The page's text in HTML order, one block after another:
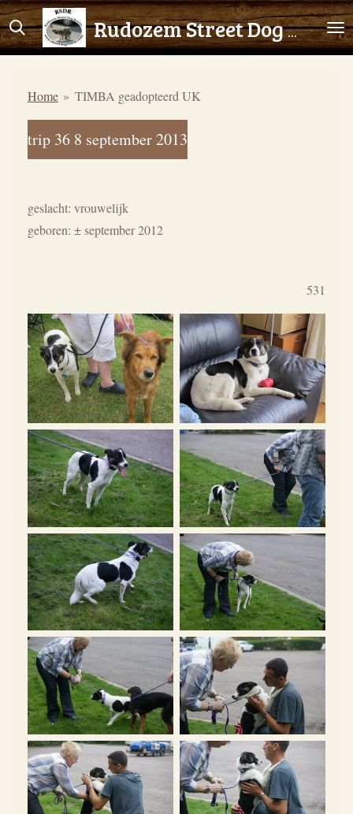
Ga
direct
hoofdinhoud
Rudozem Street Dog Rescue
Home » TIMBA geadopteerd UK
trip 36 8 september 2013
geslacht: vrouwelijk
geboren: ± september 2012
531